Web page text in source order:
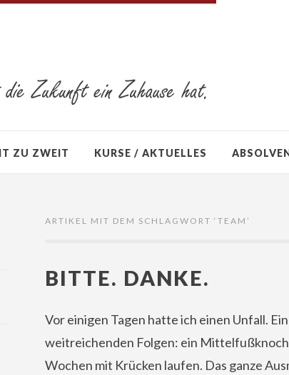
ZU ZWEIT KURSE / AKTUELLES
ARTIKEL MIT DEM SCHLAGWORT ‘ TEAM ’
BITTE. DANKE.
Vor einigen Tagen hatte ich einen Unfall.
weitreichenden Folgen: ein
Wochen mit Krücken laufen. Das ganze